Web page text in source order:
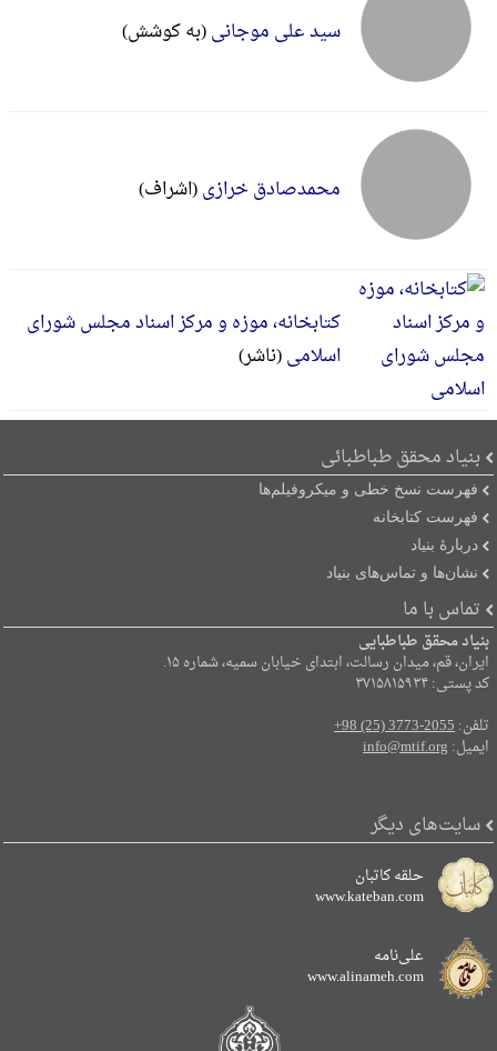
سید علی موجانی(به کوشش)
محمدصادق خرازی(اشراف)
کتابخانه، موزه و مرکز اسناد مجلس شورای
اسلامی(ناشر)
بنیاد محقق طباطبائی
فهرست نسخ خطی و میکروفیلم‌ها
فهرست کتابخانه
دربارۀ بنیاد
نشان‌ها و تماس‌های بنیاد
تماس با ما
بنیاد محقق طباطبایی
ایران، قم، میدان رسالت، ابتدای خیابان سمیه، شماره ۱۵.
کد پستی: ۳۷۱۵۸۱۵۹۳۴
تلفن:+98 (25) 3773-2055
ایمیل:info@mtif.org
سایت‌های دیگر
حلقه کاتبان
www.kateban.com
علی‌نامه
www.alinameh.com